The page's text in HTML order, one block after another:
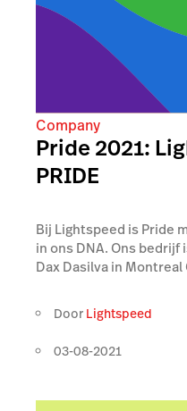
Company
Pride 2021:
PRIDE
Bij Lightspeed is Pride
in ons DNA. Ons bedrijf
Dax Dasilva in Montreal
Door Lightspeed
03-08-2021